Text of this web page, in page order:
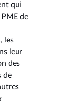
qui
de
les
leur
des
de